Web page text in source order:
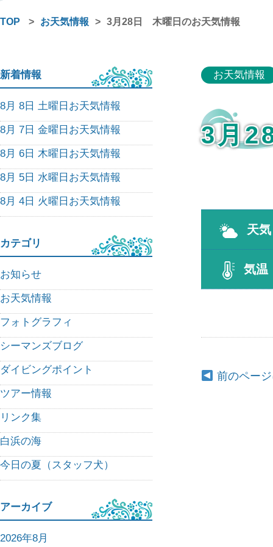
TOP > お天気情報 > 3月28日 木曜日のお天気情報
新着情報
8月 8日 土曜日お天気情報
8月 7日 金曜日お天気情報
8月 6日 木曜日お天気情報
8月 5日 水曜日お天気情報
8月 4日 火曜日お天気情報
カテゴリ
お知らせ
お天気情報
フォトグラフィ
シーマンズブログ
ダイビングポイント
ツアー情報
リンク集
白浜の海
今日の夏（スタッフ犬）
アーカイブ
2026年8月
お天気情報
3月
天気
気温
前のペー